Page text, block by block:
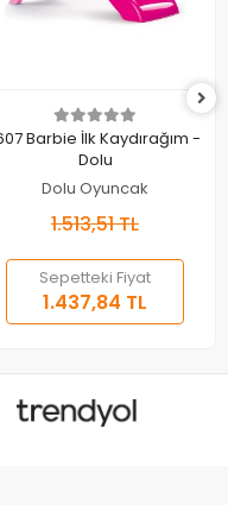
Sepete Ekle
Barbie İlk Kaydırağım -
Dolu
Dolu Oyuncak
1.513,51 TL
Sepetteki Fiyat
1.437,84 TL